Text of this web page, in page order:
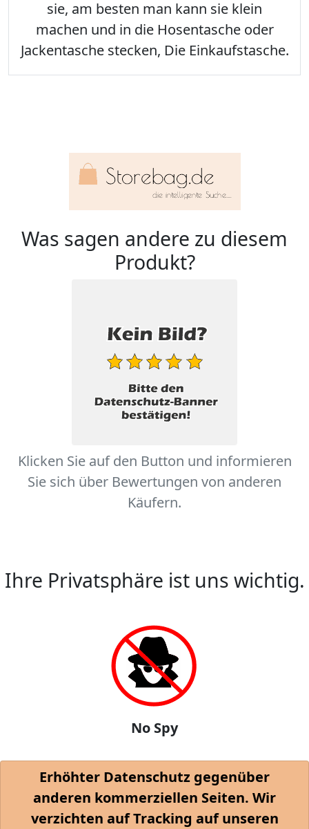
sie, am besten man kann sie klein
machen und in die Hosentasche oder
Jackentasche stecken, Die Einkaufstasche.
Was sagen andere zu diesem
Produkt?
Klicken Sie auf den Button und informieren
Sie sich über Bewertungen von anderen
Käufern.
Ihre Privatsphäre ist uns wichtig.
No Spy
Erhöhter Datenschutz gegenüber
anderen kommerziellen Seiten. Wir
verzichten auf Tracking auf unseren